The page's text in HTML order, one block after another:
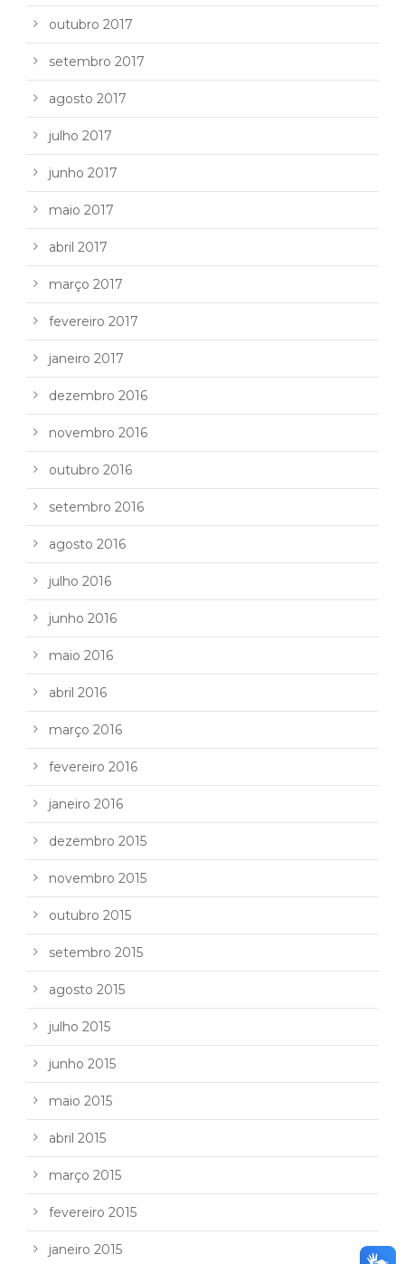
outubro 2017
setembro 2017
agosto 2017
julho 2017
junho 2017
maio 2017
abril 2017
março 2017
fevereiro 2017
janeiro 2017
dezembro 2016
novembro 2016
outubro 2016
setembro 2016
agosto 2016
julho 2016
junho 2016
maio 2016
abril 2016
março 2016
fevereiro 2016
janeiro 2016
dezembro 2015
novembro 2015
outubro 2015
setembro 2015
agosto 2015
julho 2015
junho 2015
maio 2015
abril 2015
março 2015
fevereiro 2015
janeiro 2015